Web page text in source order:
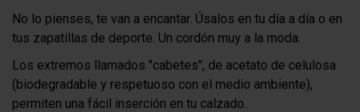
No lo pienses, te van a encantar. Úsalos en tu día a día o en
tus zapatillas de deporte. Un cordón muy a la moda.
Los extremos llamados "cabetes", de acetato de celulosa
(biodegradable y respetuoso con el medio ambiente),
permiten una fácil inserción en tu calzado.